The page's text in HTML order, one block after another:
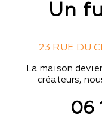
Un
23 RUE DU
La maison
créateurs,
06